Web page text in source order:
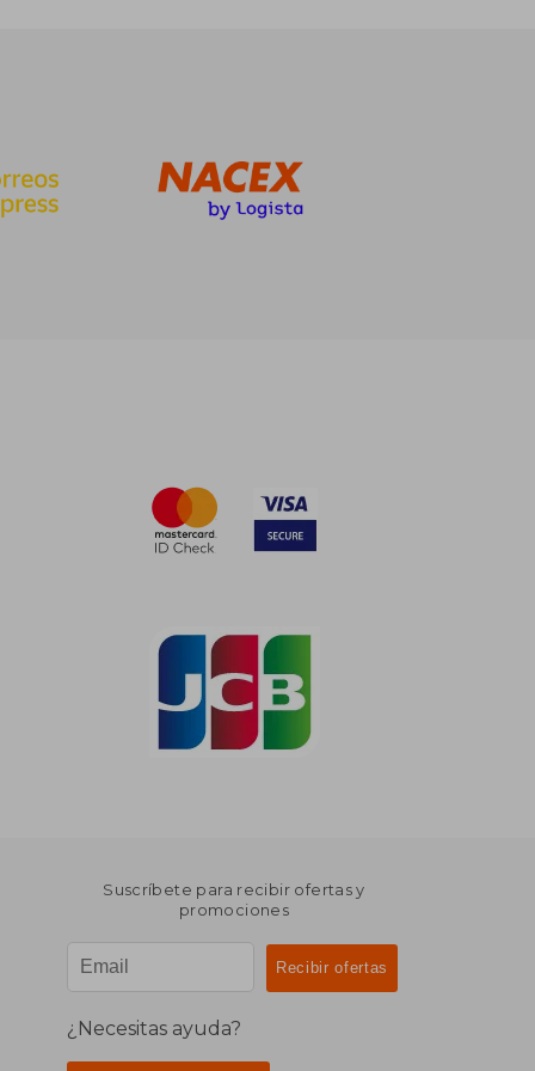
Suscríbete para recibir ofertas y
promociones
¿Necesitas ayuda?